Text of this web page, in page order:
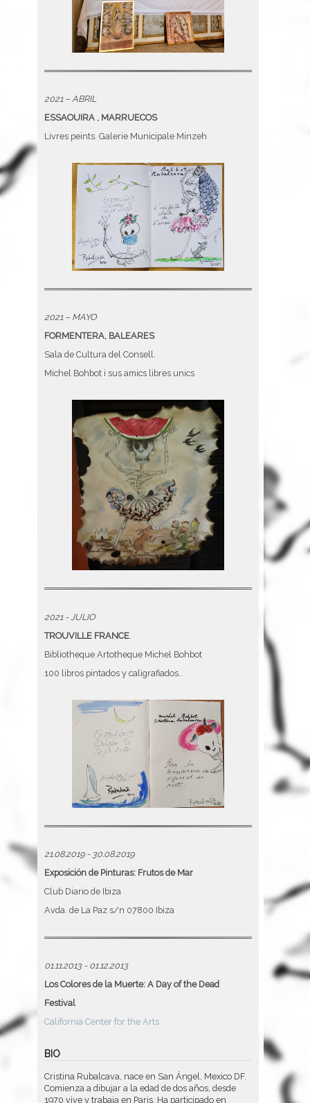
2021 – ABRIL
ESSAOUIRA , MARRUECOS
Livres peints. Galerie Municipale Minzeh
2021 – MAYO
FORMENTERA, BALEARES
Sala de Cultura del Consell.
Michel Bohbot i sus amics libres unics
2021 - JULIO
TROUVILLE FRANCE
Bibliotheque Artotheque Michel Bohbot
100 libros pintados y caligrafiados..
21.08.2019 - 30.08.2019
Exposición de Pinturas: Frutos de Mar
Club Diario de Ibiza
Avda. de La Paz s/n 07800 Ibiza
01.11.2013 - 01.12.2013
Los Colores de la Muerte: A Day of the Dead
Festival
California Center for the Arts
BIO
Cristina Rubalcava, nace en San Ángel, Mexico DF.
Comienza a dibujar a la edad de dos años, desde
1970 vive y trabaja en Paris. Ha participado en